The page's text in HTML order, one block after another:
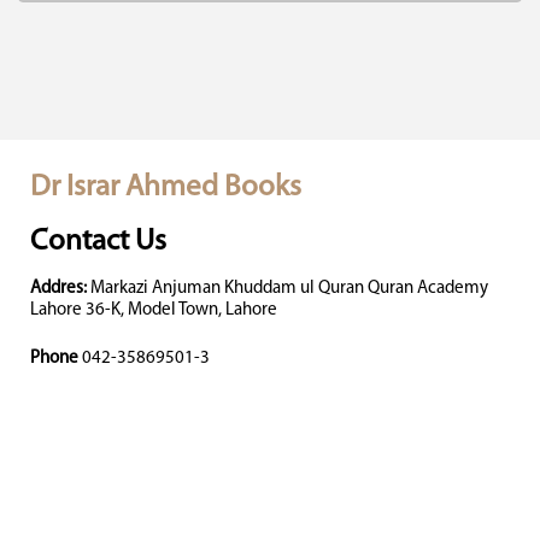
Dr Israr Ahmed Books
Contact Us
Addres: Markazi Anjuman Khuddam ul Quran Quran Academy
Lahore 36-K, Model Town, Lahore
Phone 042-35869501-3